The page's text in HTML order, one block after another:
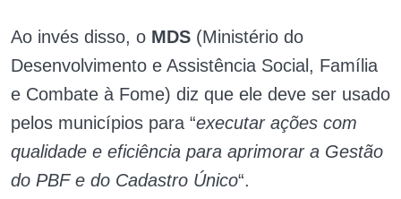
Ao invés disso, o MDS (Ministério do
Desenvolvimento e Assistência Social, Família
e Combate à Fome) diz que ele deve ser usado
pelos municípios para “executar ações com
qualidade e eficiência para aprimorar a Gestão
do PBF e do Cadastro Único“.